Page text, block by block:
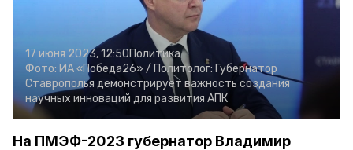
17 июня 2023, 12:50Политика
Фото: ИА «Победа26» / Политолог: Губернатор
Ставрополья демонстрирует важность создания
научных инноваций для развития АПК
На ПМЭФ-2023 губернатор Владимир